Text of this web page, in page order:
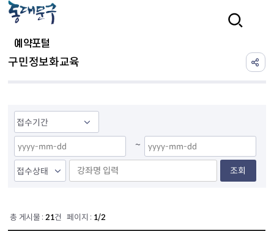
예약포털
구민정보화교육
~
조회
총 게시물 : 21건 페이지 : 1/2